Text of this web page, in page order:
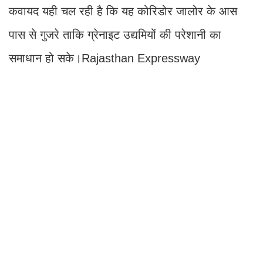
कवायद यही चल रही है कि यह कोरिडोर जालोर के आस
पास से गुजरे ताकि ग्रेनाइट उद्यमियों की परेशानी का
समाधान हो सके।Rajasthan Expressway